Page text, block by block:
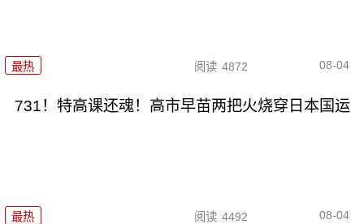
最热 阅读 4872 08-04
731！特高课还魂！高市早苗两把火烧穿日本国运
最热 阅读 4492 08-04